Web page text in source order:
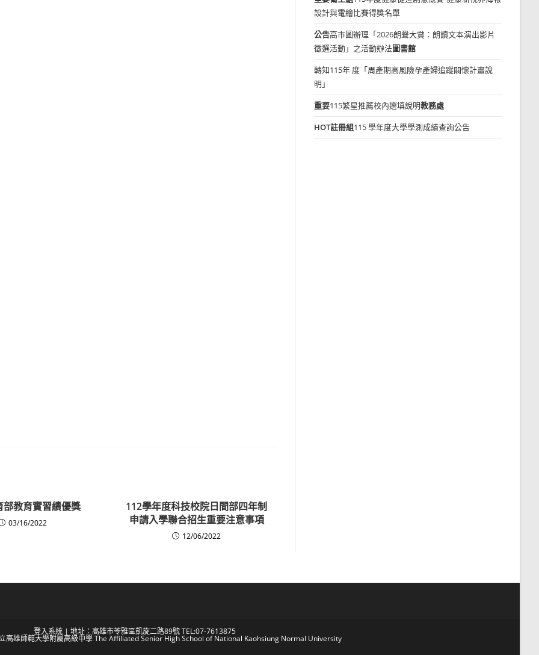
部教育實習績優獎
03/16/2022
112學年度科技校院日間部四年制
申請入學聯合招生重要注意事項
12/06/2022
設計與電繪比賽得獎名單
公告高市圖辦理「2026朗聲大賞：朗讀文本演出影片
徵選活動」之活動辦法圖書館
轉知115年 度「周產期高風險孕產婦追蹤關懷計畫說
明」
重要115繁星推薦校內選填說明教務處
HOT註冊組115 學年度大學學測成績查詢公告
登入系統 | 地址：高雄市苓雅區凱旋二路89號 TEL:07-7613875
高雄師範大學附屬高級中學 The Affiliated Senior High School of National Kaohsiung Normal University